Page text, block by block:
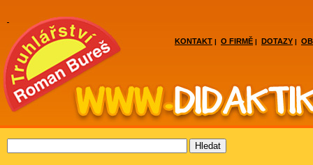
KONTAKT | O FIRMĚ | DOTAZY |